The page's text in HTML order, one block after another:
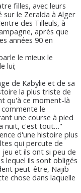
filles, avec leurs
le Zeralda à Alger
des Tilleuls, à
après que
années 90 en
le mieux le
lui;
de Kabylie et de sa
la plus triste de
qu'à ce moment-là
le
une course à pied
nuit, c'est tout…"
d'une histoire plus
qui percute de
et ils ont si peu de
lequel ils sont obligés
peut-être, Najib
chose dans laquelle